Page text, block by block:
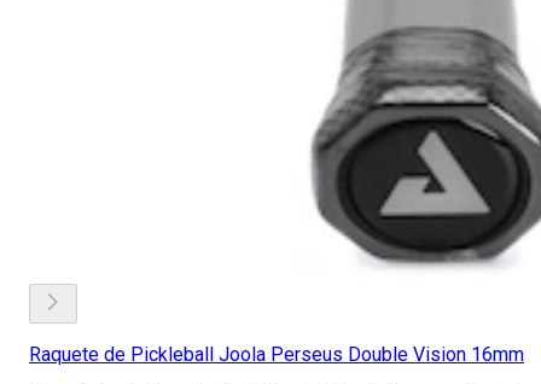
Raquete de Pickleball Joola Perseus Double Vision 16mm